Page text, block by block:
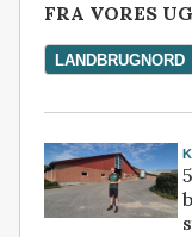
FRA VORES
LANDBRUGNORD